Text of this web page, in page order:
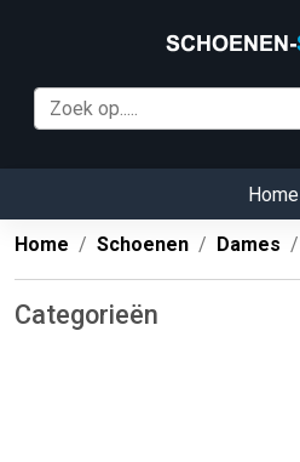
Home
Home Schoenen Dames
Categorieën